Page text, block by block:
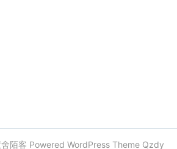
陌客 Powered WordPressTheme Qzdy